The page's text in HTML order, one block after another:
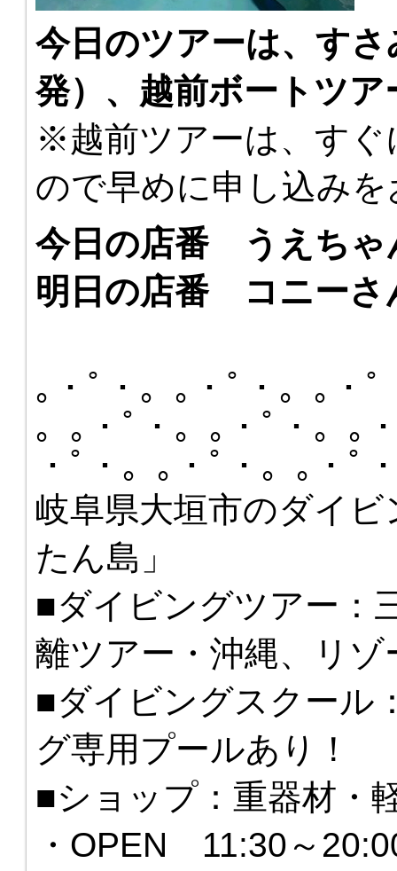
今日のツアーは、す
発）、越前ボートツ
※越前ツアーは、すぐ
ので早めに申し込み
今日の店番 うえちゃ
明日の店番 コニーさ
｡・ﾟ・。｡・ﾟ・。｡・
。｡・ﾟ・。｡・ﾟ・。｡
・ﾟ・。｡・ﾟ・。｡・ﾟ
岐阜県大垣市のダイ
たん島」
■ダイビングツアー：
離ツアー・沖縄、リ
■ダイビングスクール
グ専用プールあり！
■ショップ：重器材・
・OPEN 11:30～